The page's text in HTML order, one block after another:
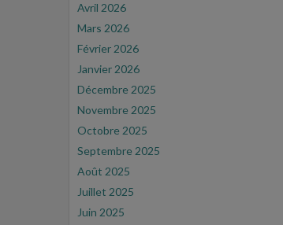
Avril 2026
Mars 2026
Février 2026
Janvier 2026
Décembre 2025
Novembre 2025
Octobre 2025
Septembre 2025
Août 2025
Juillet 2025
Juin 2025